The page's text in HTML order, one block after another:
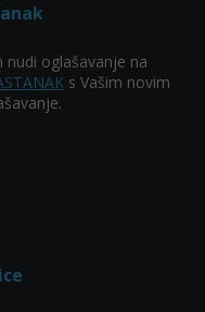
oglašavanje na
s Vašim novim